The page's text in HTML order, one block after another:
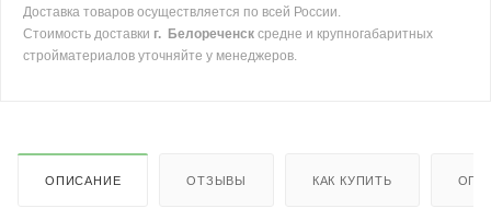
Доставка товаров осуществляется по всей России.
Стоимость доставки г. Белореченск средне и крупногабаритных
стройматериалов уточняйте у менеджеров.
ОПИСАНИЕ ОТЗЫВЫ КАК КУПИТЬ